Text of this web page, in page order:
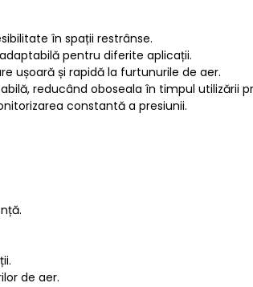
în spații restrânse.
pentru diferite aplicații.
ușoară și rapidă la furtunurile de aer.
reducând oboseala în timpul utilizării
constantă a presiunii.
de aer.